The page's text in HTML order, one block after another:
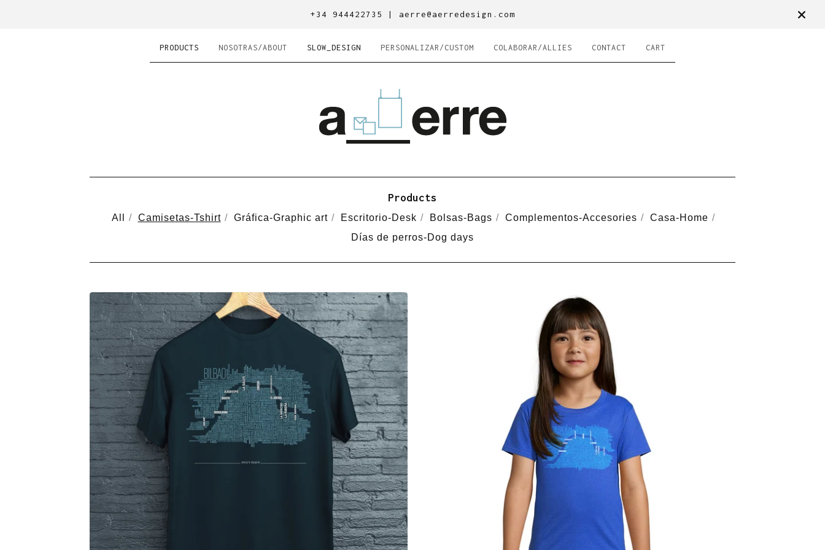
+34 944422735 | aerre@aerredesign.com
PRODUCTS NOSOTRAS/ABOUT SLOW_DESIGN PERSONALIZAR/CUSTOM COLABORAR/ALLIES CONTACT CART
Products
All Camisetas-Tshirt Gráfica-Graphic art Escritorio-Desk Bolsas-Bags Complementos-Accesories
Casa-Home
Días de perros-Dog days
CAMISETAS-
TSHIRT